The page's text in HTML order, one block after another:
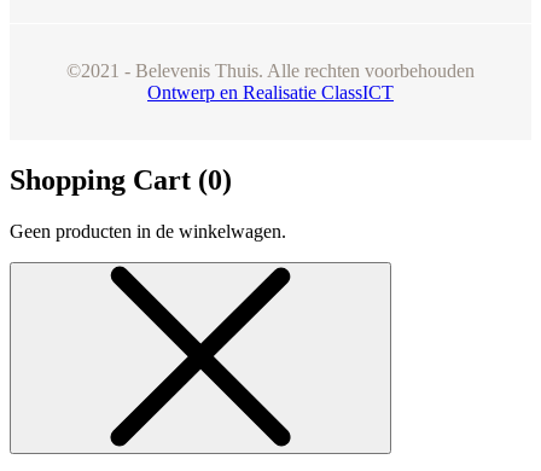
©2021 - Belevenis Thuis. Alle rechten voorbehouden
Ontwerp en Realisatie ClassICT
Shopping Cart (0)
Geen producten in de winkelwagen.